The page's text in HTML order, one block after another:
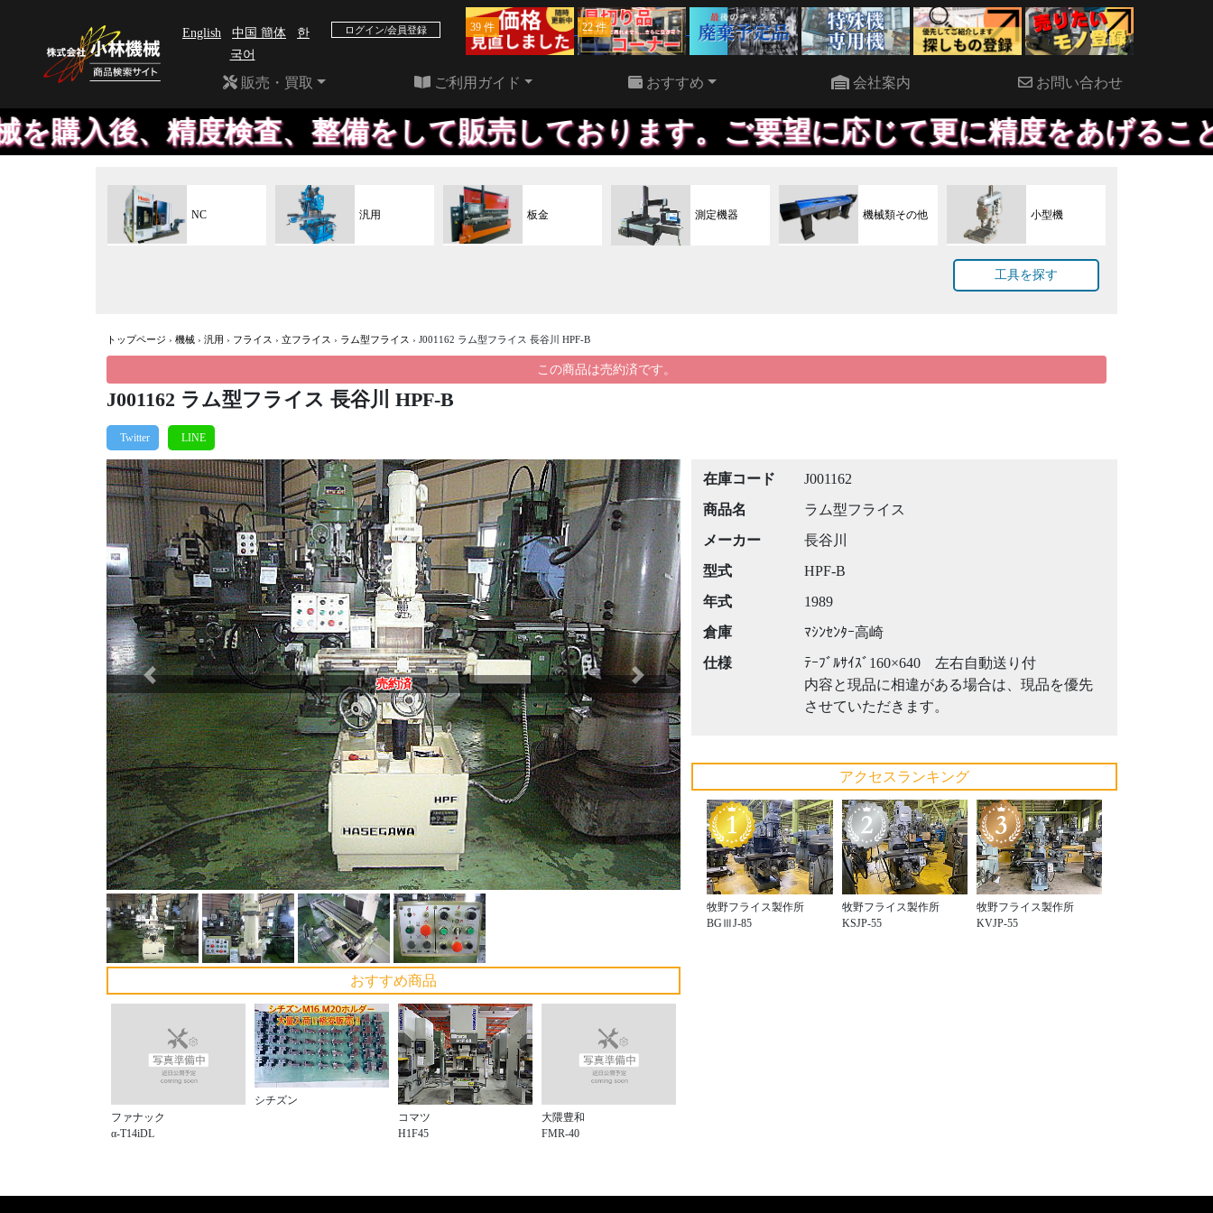
English 中国 簡体
한
국어
ログイン/会員登録 39 件 22 件
販売・買取 ご利用ガイド おすすめ 会社案内 お問い合わせ
度検査、整備をして販売しております。ご要望に応じて更に精度をあげることも対応し
NC 汎用 板金 測定機器 機械類その他 小型機
工具を探す
トップページ › 機械 › 汎用 › フライス › 立フライス › ラム型フライス › J001162 ラム型フライス 長谷川 HPF-B
この商品は売約済です。
J001162 ラム型フライス 長谷川 HPF-B
売約済
Previous Next
おすすめ商品
ファナック
α-T14iDL
シチズン
コマツ
H1F45
大隈豊和
FMR-40
在庫コード
J001162
商品名
ラム型フライス
メーカー
長谷川
型式
HPF-B
年式
1989
倉庫
ﾏｼﾝｾﾝﾀｰ高崎
仕様
ﾃｰﾌﾞﾙｻｲｽﾞ160×640 左右自動送り付
内容と現品に相違がある場合は、現品を優先
させていただきます。
アクセスランキング
牧野フライス製作所
BGⅢJ-85
牧野フライス製作所
KSJP-55
牧野フライス製作所
KVJP-55